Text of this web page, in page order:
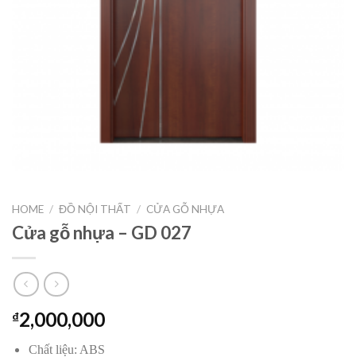
HOME / ĐỒ NỘI THẤT / CỬA GỖ NHỰA
Cửa gỗ nhựa – GD 027
₫2,000,000
Chất liệu: ABS